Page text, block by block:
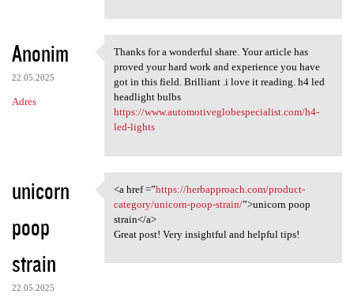
Anonim
22.05.2025
Adres
Thanks for a wonderful share.
Thanks for a wonderful share. Your article has
proved your hard work and experience you have
got in this field. Brilliant .i love it reading. h4 led
headlight bulbs
https://www.automotiveglobespecialist.com/h4-
led-lights
unicorn
poop
strain
22.05.2025
<a href =”https:/
<a href =”https://herbapproach.com/product-
category/unicorn-poop-strain/”>unicorn poop
strain</a>
Great post! Very insightful and helpful tips!